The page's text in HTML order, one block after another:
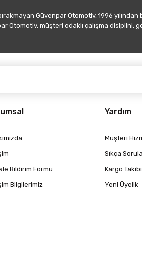
Güvenpar Otomotiv, 1996
müşteri odaklı çalışma disiplini,
Bildirim Formu
Bilgilerimiz
Yardım
Müşteri
Sıkça
Kargo Takibi
Yeni Üyelik